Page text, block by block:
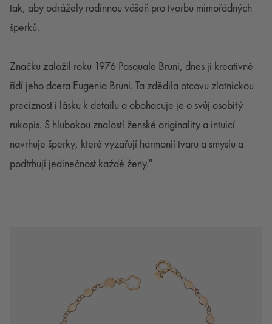
tak, aby odrážely rodinnou vášeň pro tvorbu mimořádných
šperků.
Značku založil roku 1976 Pasquale Bruni, dnes ji kreativně
řídí jeho dcera Eugenia Bruni. Ta zdědila otcovu zlatnickou
preciznost i lásku k detailu a obohacuje je o svůj osobitý
rukopis. S hlubokou znalostí ženské originality a intuicí
navrhuje šperky, které vyzařují harmonii tvaru a smyslu a
podtrhují jedinečnost každé ženy."